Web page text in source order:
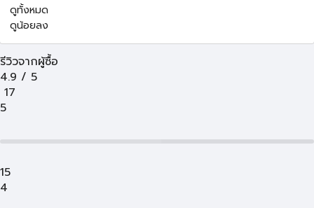
ดูทั้งหมด
ดูน้อยลง
รีวิวจากผู้ซื้อ
4.9 / 5
17
5
15
4